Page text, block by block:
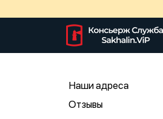
Наши адреса
Отзывы